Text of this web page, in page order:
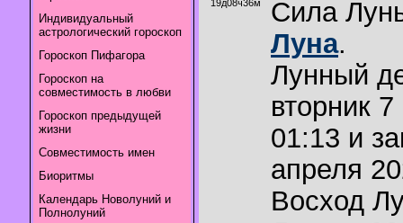
Индивидуальный
астрологический гороскоп
Гороскоп Пифагора
Гороскоп на
совместимость в любви
Гороскоп предыдущей
жизни
Совместимость имен
Биоритмы
Календарь Новолуний и
Полнолуний
19д08ч36м
Сила
Луна.
Лунный
вторник
01:13 и
апреля
Восход